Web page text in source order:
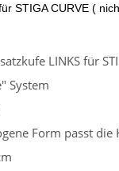
STIGA CURVE (
LINKS für
System
Form passt